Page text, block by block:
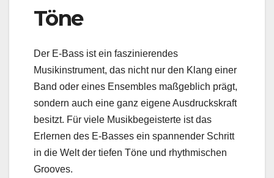
Töne
Der E-Bass ist ein faszinierendes
Musikinstrument, das nicht nur den Klang einer
Band oder eines Ensembles maßgeblich prägt,
sondern auch eine ganz eigene Ausdruckskraft
besitzt. Für viele Musikbegeisterte ist das
Erlernen des E-Basses ein spannender Schritt
in die Welt der tiefen Töne und rhythmischen
Grooves.